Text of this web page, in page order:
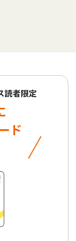
読者限定
ド